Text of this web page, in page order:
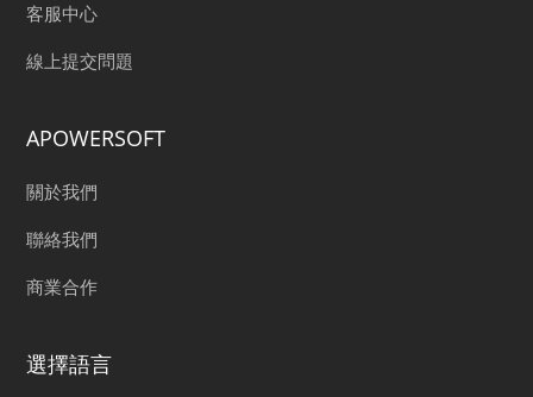
客服中心
線上提交問題
APOWERSOFT
關於我們
聯絡我們
商業合作
選擇語言